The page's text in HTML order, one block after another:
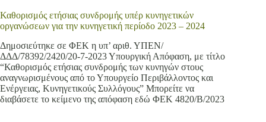
Καθορισμός ετήσιας συνδρομής υπέρ κυνηγετικών
οργανώσεων για την κυνηγετική περίοδο 2023 – 2024
Δημοσιεύτηκε σε ΦΕΚ η υπ’ αριθ. ΥΠΕΝ/
ΔΔΔ/78392/2420/20-7-2023 Υπουργική Απόφαση, με τίτλο
“Καθορισμός ετήσιας συνδρομής των κυνηγών στους
αναγνωρισμένους από το Υπουργείο Περιβάλλοντος και
Ενέργειας, Κυνηγετικούς Συλλόγους” Μπορείτε να
διαβάσετε το κείμενο της απόφαση εδώ ΦΕΚ 4820/Β/2023